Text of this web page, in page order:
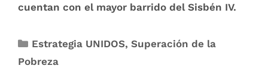
cuentan con el mayor barrido del Sisbén IV.
Estrategia UNIDOS,Superación de la
Pobreza